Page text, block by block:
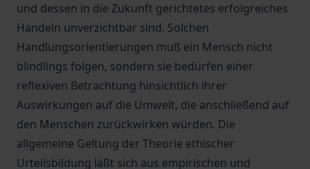
und dessen in die Zukunft gerichtetes erfolgreiches
Handeln unverzichtbar sind. Solchen
Handlungsorientierungen muß ein Mensch nicht
blindlings folgen, sondern sie bedürfen einer
reflexiven Betrachtung hinsichtlich ihrer
Auswirkungen auf die Umwelt, die anschließend auf
den Menschen zurückwirken würden. Die
allgemeine Geltung der Theorie ethischer
Urteilsbildung läßt sich aus empirischen und